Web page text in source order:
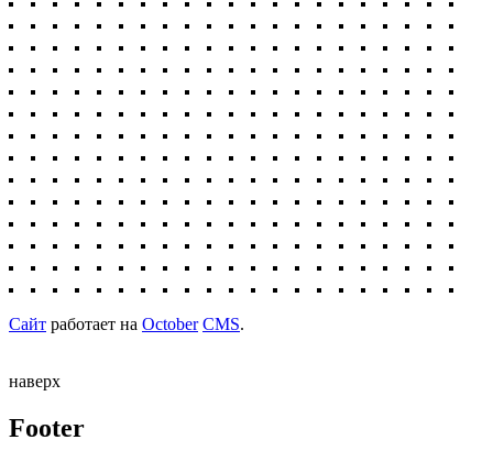
Сайт работает на October CMS.
наверх
Footer